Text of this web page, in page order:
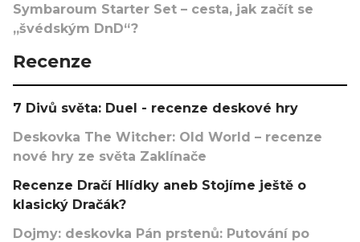
Symbaroum Starter Set – cesta, jak začít se
„švédským DnD“?
Recenze
7 Divů světa: Duel - recenze deskové hry
Deskovka The Witcher: Old World – recenze
nové hry ze světa Zaklínače
Recenze Dračí Hlídky aneb Stojíme ještě o
klasický Dračák?
Dojmy: deskovka Pán prstenů: Putování po